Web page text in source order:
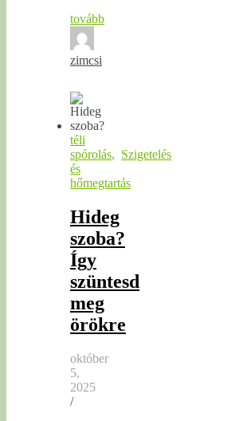
tovább
zimcsi
téli
spórolás, Szigetelés
és
hőmegtartás
Hideg
szoba?
Így
szüntesd
meg
örökre
október
5,
2025
/